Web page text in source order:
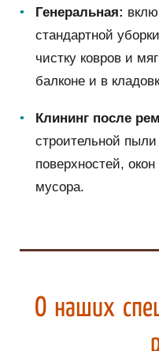
Генеральная:
стандартной
чистку ковров и
балконе и в
Клининг после
строительной
поверхностей,
мусора.
О наших